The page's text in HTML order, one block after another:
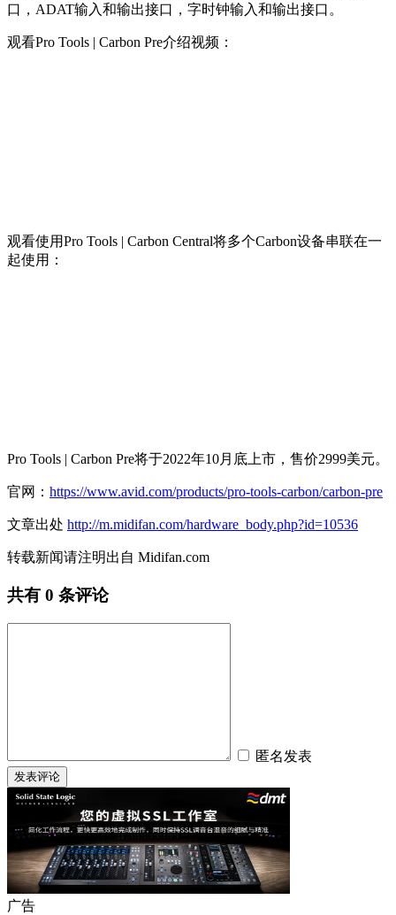
口，ADAT输入和输出接口，字时钟输入和输出接口。
观看Pro Tools | Carbon Pre介绍视频：
观看使用Pro Tools | Carbon Central将多个Carbon设备串联在一
起使用：
Pro Tools | Carbon Pre将于2022年10月底上市，售价2999美元。
官网： https://www.avid.com/products/pro-tools-carbon/carbon-pre
文章出处 http://m.midifan.com/hardware_body.php?id=10536
转载新闻请注明出自 Midifan.com
共有 0 条评论
匿名发表
广告